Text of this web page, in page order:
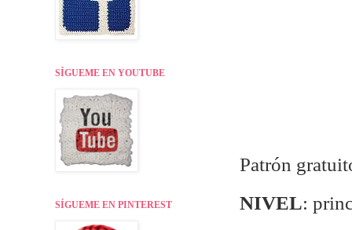
Patrón
NIVEL:
SÍGUEME EN YOUTUBE
SÍGUEME EN PINTEREST